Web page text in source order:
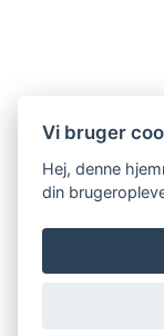
Vi bruger
Hej, denne
din